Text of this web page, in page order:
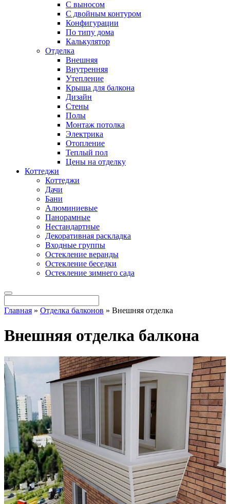
С выносом
С двойным контуром
Конфигурации
По типу дома
Калькулятор
Отделка
Внешняя
Внутренняя
Утепление
Крыша для балкона
Дизайн
Стены
Полы
Монтаж потолка
Электрика
Отопление
Теплый пол
Цены на отделку
Коттеджи
Коттеджи
Дачи
Бани
Алюминиевые
Панорамные
Нестандартные
Декоративная раскладка
Входные группы
Остекление веранды
Остекление беседки
Остекление зимнего сада
Главная » Отделка балконов » Внешняя отделка
Внешняя отделка балкона